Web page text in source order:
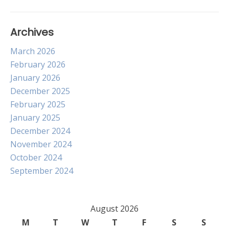
Archives
March 2026
February 2026
January 2026
December 2025
February 2025
January 2025
December 2024
November 2024
October 2024
September 2024
August 2026
M
T W T F S S